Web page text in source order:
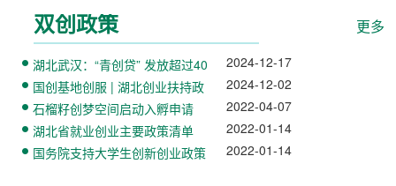
双创政策 更多
湖北武汉：“青创贷” 发放超过40
亿！为在汉青年…
2024-12-17
国创基地创服 | 湖北创业扶持政
策清单
2024-12-02
石榴籽创梦空间启动入孵申请
2022-04-07
湖北省就业创业主要政策清单
2022-01-14
国务院支持大学生创新创业政策
2022-01-14